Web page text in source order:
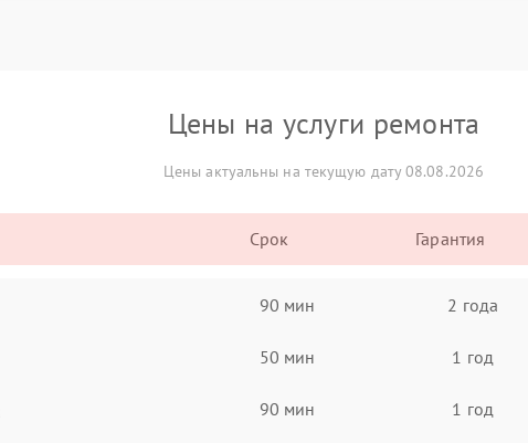
Цены на услуги ремонта
Цены актуальны на текущую дату 08.08.2026
Срок Гарантия
90 мин 2 года
50 мин 1 год
90 мин 1 год